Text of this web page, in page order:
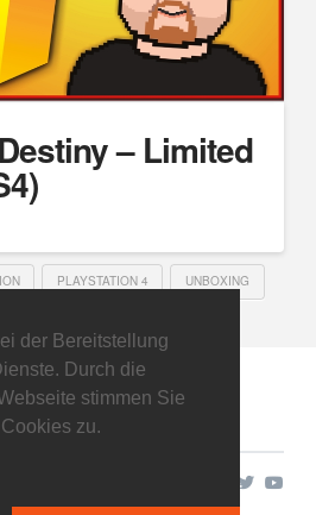
der Bereitstellung
Durch die
stimmen Sie
zu.
– Limited
PLAYSTATION 4 UNBOXING